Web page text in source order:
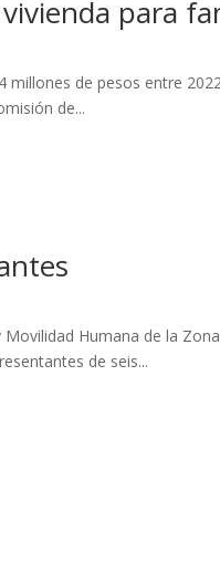
para
de pesos entre
de...
Humana de la
de seis...